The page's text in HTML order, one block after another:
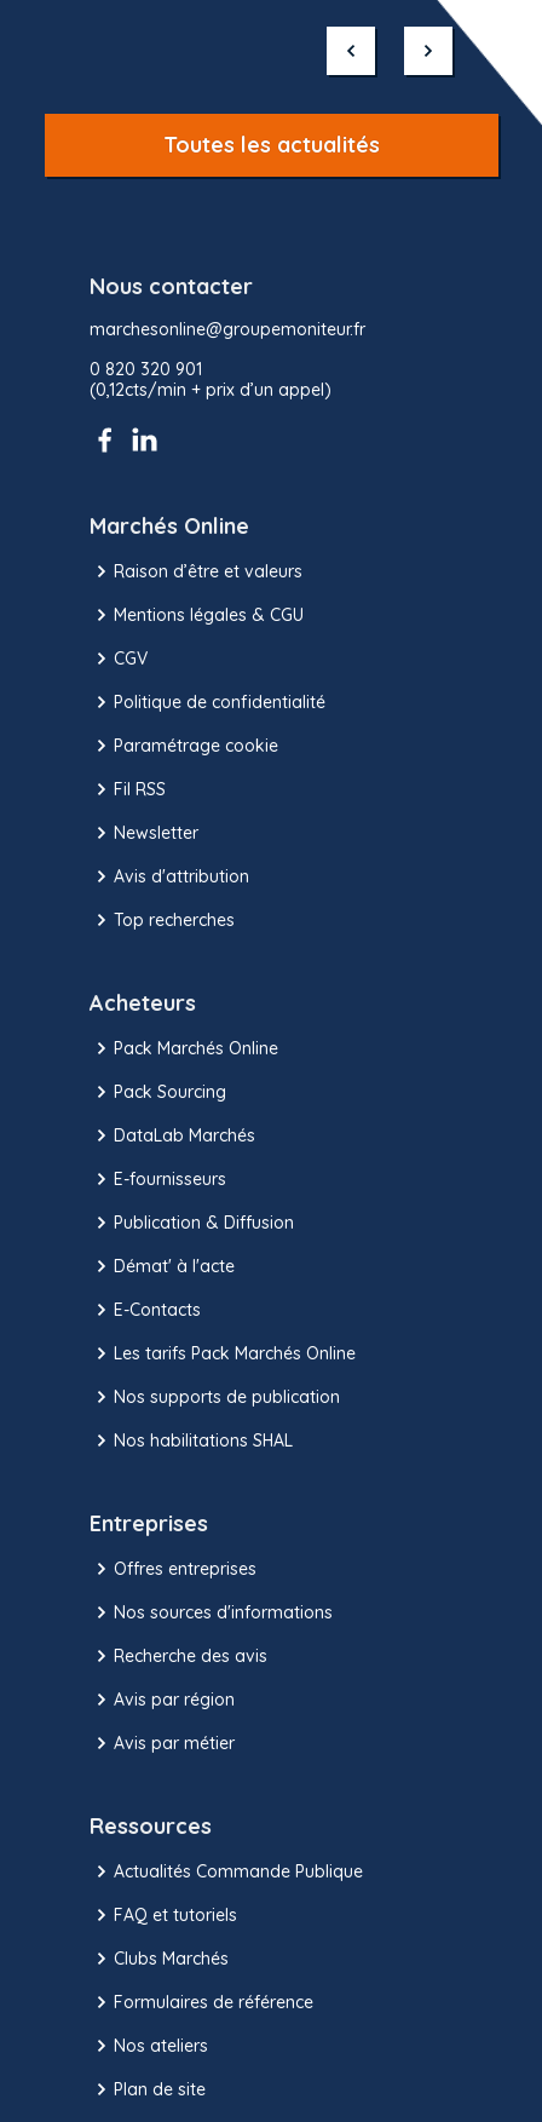
Toutes les actualités
Nous contacter
marchesonline@groupemoniteur.fr
0 820 320 901
(0,12cts/min + prix d’un appel)
Marchés Online
Raison d’être et valeurs
Mentions légales & CGU
CGV
Politique de confidentialité
Paramétrage cookie
Fil RSS
Newsletter
Avis d'attribution
Top recherches
Acheteurs
Pack Marchés Online
Pack Sourcing
DataLab Marchés
E-fournisseurs
Publication & Diffusion
Démat' à l'acte
E-Contacts
Les tarifs Pack Marchés Online
Nos supports de publication
Nos habilitations SHAL
Entreprises
Offres entreprises
Nos sources d'informations
Recherche des avis
Avis par région
Avis par métier
Ressources
Actualités Commande Publique
FAQ et tutoriels
Clubs Marchés
Formulaires de référence
Nos ateliers
Plan de site